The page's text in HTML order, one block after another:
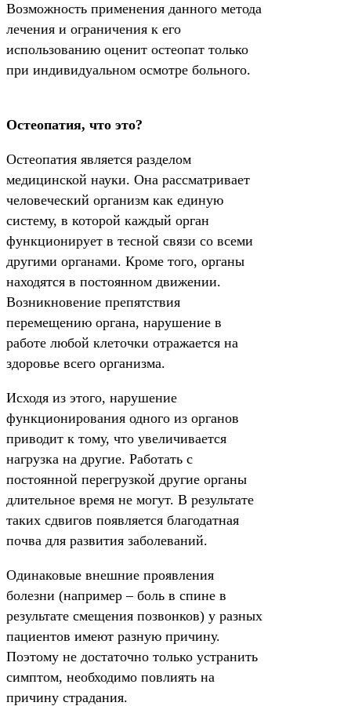
Возможность применения данного метода
лечения и ограничения к его
использованию оценит остеопат только
при индивидуальном осмотре больного.
Остеопатия, что это?
Остеопатия является разделом
медицинской науки. Она рассматривает
человеческий организм как единую
систему, в которой каждый орган
функционирует в тесной связи со всеми
другими органами. Кроме того, органы
находятся в постоянном движении.
Возникновение препятствия
перемещению органа, нарушение в
работе любой клеточки отражается на
здоровье всего организма.
Исходя из этого, нарушение
функционирования одного из органов
приводит к тому, что увеличивается
нагрузка на другие. Работать с
постоянной перегрузкой другие органы
длительное время не могут. В результате
таких сдвигов появляется благодатная
почва для развития заболеваний.
Одинаковые внешние проявления
болезни (например – боль в спине в
результате смещения позвонков) у разных
пациентов имеют разную причину.
Поэтому не достаточно только устранить
симптом, необходимо повлиять на
причину страдания.